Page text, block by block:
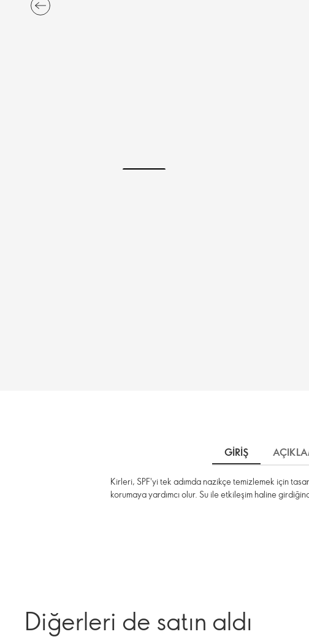
GIRIŞ
Kirleri, SPF'yi tek adımda nazikçe temizlemek için
korumaya yardımcı olur. Su ile etkileşim haline
Diğerleri de satın aldı